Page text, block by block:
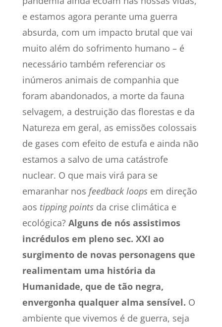
e estamos agora perante uma guerra
absurda, com um impacto brutal que vai
muito além do sofrimento humano – é
necessário também referenciar os
inúmeros animais de companhia que
foram abandonados, a morte da fauna
selvagem, a destruição das florestas e da
Natureza em geral, as emissões colossais
de gases com efeito de estufa e ainda não
estamos a salvo de uma catástrofe
nuclear. O que mais virá para se
emaranhar nos feedback loops em direção
aos tipping points da crise climática e
ecológica? Alguns de nós assistimos
incrédulos em pleno sec. XXI ao
surgimento de novas personagens que
realimentam uma história da
Humanidade, que de tão negra,
envergonha qualquer alma sensível. O
ambiente que vivemos é de guerra, seja